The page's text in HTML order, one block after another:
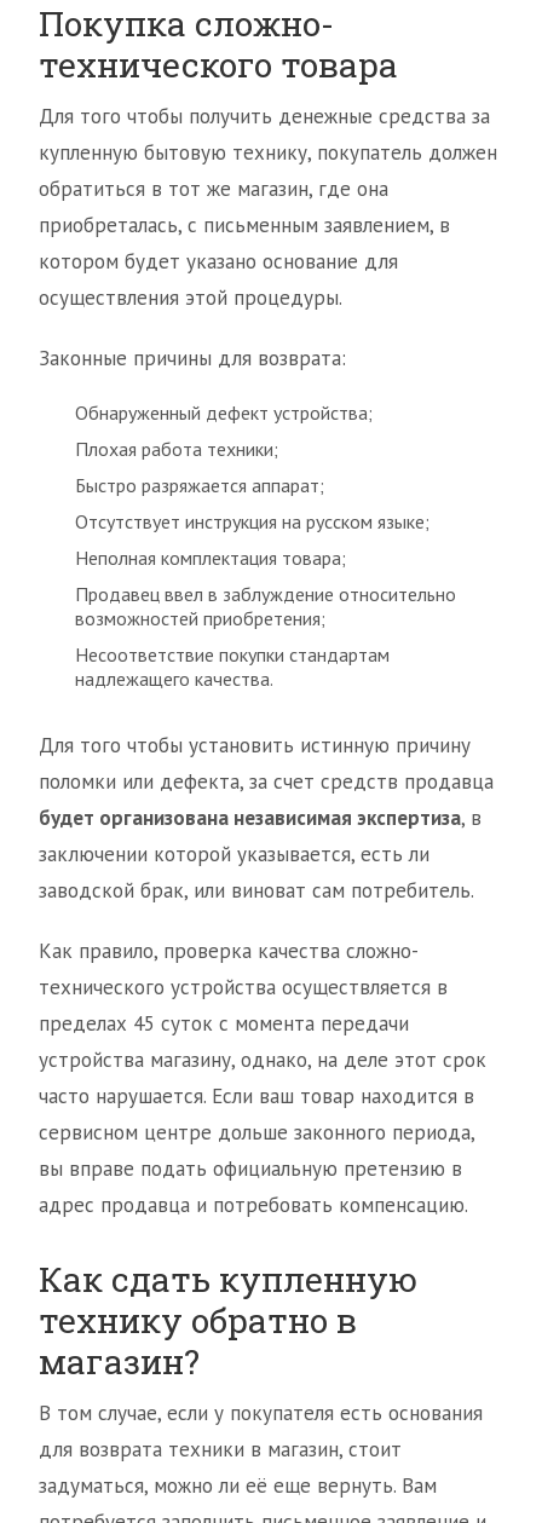
Покупка сложно-
технического товара
Для того чтобы получить денежные средства за
купленную бытовую технику, покупатель должен
обратиться в тот же магазин, где она
приобреталась, с письменным заявлением, в
котором будет указано основание для
осуществления этой процедуры.
Законные причины для возврата:
Обнаруженный дефект устройства;
Плохая работа техники;
Быстро разряжается аппарат;
Отсутствует инструкция на русском языке;
Неполная комплектация товара;
Продавец ввел в заблуждение относительно
возможностей приобретения;
Несоответствие покупки стандартам
надлежащего качества.
Для того чтобы установить истинную причину
поломки или дефекта, за счет средств продавца
будет организована независимая экспертиза, в
заключении которой указывается, есть ли
заводской брак, или виноват сам потребитель.
Как правило, проверка качества сложно-
технического устройства осуществляется в
пределах 45 суток с момента передачи
устройства магазину, однако, на деле этот срок
часто нарушается. Если ваш товар находится в
сервисном центре дольше законного периода,
вы вправе подать официальную претензию в
адрес продавца и потребовать компенсацию.
Как сдать купленную
технику обратно в
магазин?
В том случае, если у покупателя есть основания
для возврата техники в магазин, стоит
задуматься, можно ли её еще вернуть. Вам